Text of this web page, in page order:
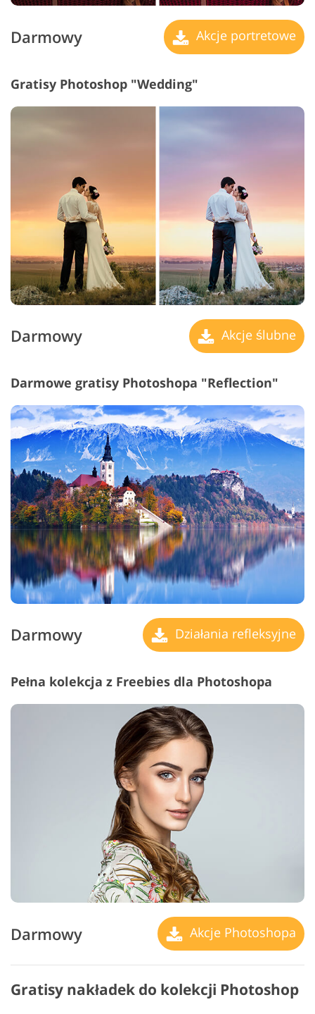
Darmowy Akcje portretowe
Gratisy Photoshop "Wedding"
Darmowy Akcje ślubne
Darmowe gratisy Photoshopa "Reflection"
Darmowy Działania refleksyjne
Pełna kolekcja z Freebies dla Photoshopa
Darmowy Akcje Photoshopa
Gratisy nakładek do kolekcji Photoshop